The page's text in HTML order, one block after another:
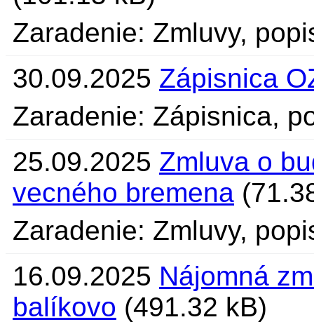
Zaradenie: Zmluvy,
30.09.2025 Zápisnica
Zaradenie: Zápisnica,
25.09.2025 Zmluva o
vecného bremena
Zaradenie: Zmluvy,
16.09.2025 Nájomná
balíkovo (491.32 kB)